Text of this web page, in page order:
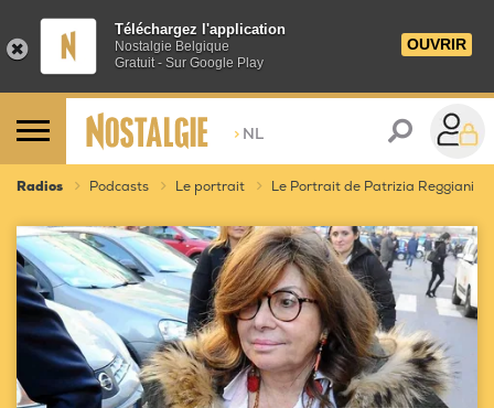
Téléchargez l'application
Nostalgie Belgique
Gratuit - Sur Google Play
OUVRIR
> NL
Radios Podcasts Le portrait Le Portrait de Patrizia Reggiani